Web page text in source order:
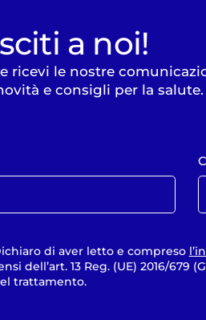
a noi!
ricevi le nostre
e consigli per la
di aver letto e compreso
dell’art. 13 Reg. (UE) 2016/
trattamento.